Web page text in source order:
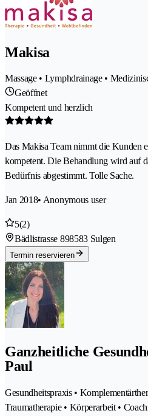
Makisa
Massage • Lymphdrainage •
Geöffnet
Kompetent und herzlich
Das Makisa Team nimmt die Kunden
kompetent. Die Behandlung wird auf
Bedürfnis abgestimmt. Tolle Sache.
Jan 2018• Anonymous user
5(2)
Bädlistrasse 898583 Sulgen
Termin reservieren
Ganzheitliche
Paul
Gesundheitspraxis •
Traumatherapie • Körperarbeit •